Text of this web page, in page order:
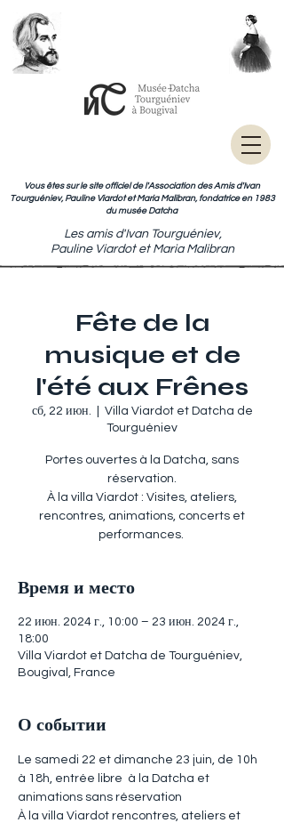
Vous êtes sur le site officiel de l'Association des Amis d'Ivan
Tourguéniev, Pauline Viardot et Maria Malibran, fondatrice en 1983
du musée Datcha
Les amis d'Ivan Tourguéniev,
Pauline Viardot et Maria Malibran
Fête de la
musique et de
l'été aux Frênes
сб, 22 июн.
Villa Viardot et Datcha de
Tourguéniev
Portes ouvertes à la Datcha, sans
réservation.
À la villa Viardot : Visites, ateliers,
rencontres, animations, concerts et
Время и место
22 июн. 2024 г., 10:00 – 23 июн. 2024 г.,
18:00
Villa Viardot et Datcha de Tourguéniev,
Bougival, France
О событии
Le samedi 22 et dimanche 23 juin, de 10h
à 18h, entrée libre  à la Datcha et
animations sans réservation
À la villa Viardot rencontres, ateliers et